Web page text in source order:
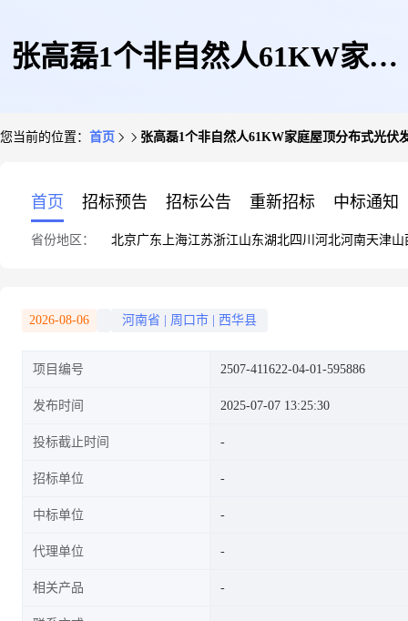
张高磊1个非自然人61KW家庭
您当前的位置： 首页 张高磊1个非自然人61KW家庭屋顶分布式光伏
首页 招标预告 招标公告 重新招标 中标通知
省份地区： 北京广东 上海江苏浙江山东湖北四川 河北河南天津山
2026-08-06 河南省 周口市 西华县
项目编号 2507-411622-04-01-595886
发布时间 2025-07-07 13:25:30
投标截止时间
招标单位
中标单位
代理单位
相关产品